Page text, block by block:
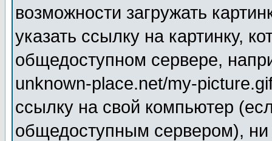
возможности загружать
указать ссылку на картинку,
общедоступном сервере,
unknown-place.net/my-
ссылку на свой компьютер
общедоступным сервером), ни